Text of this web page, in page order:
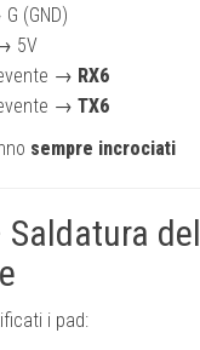
(GND)
5V
→ RX6
→ TX6
sempre incrociati
Saldatura
i pad: